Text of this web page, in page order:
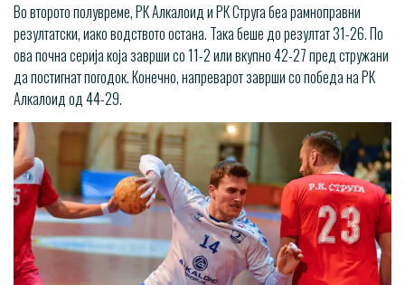
Во второто полувреме, РК Алкалоид и РК Струга беа рамноправни
резултатски, иако водството остана. Така беше до резултат 31-26. По
ова почна серија која заврши со 11-2 или вкупно 42-27 пред стружани
да постигнат погодок. Конечно, напреварот заврши со победа на РК
Алкалоид од 44-29.